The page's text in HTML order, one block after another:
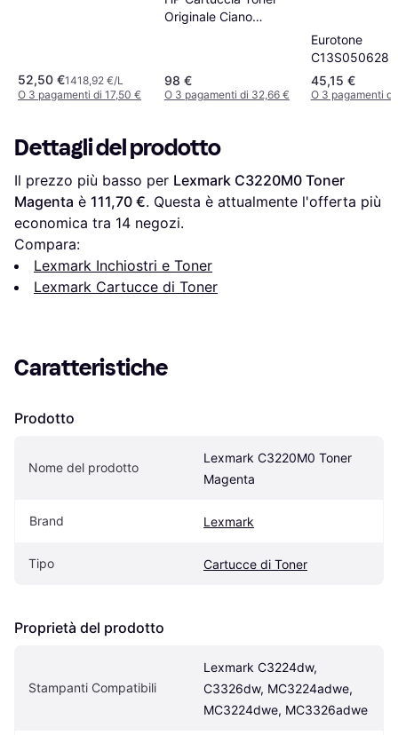
52,50 €1418,92 €/L
O 3 pagamenti di 17,50 €
Originale Ciano
98 €
O 3 pagamenti di 32,66 €
Eurotone
C13S050628
Magenta
45,15 €
O 3 pagamenti di
Dettagli del prodotto
Il prezzo più basso per Lexmark C3220M0 Toner
Magenta è 111,70 €. Questa è attualmente l'offerta più
economica tra 14 negozi.
Compara:
Lexmark Inchiostri e Toner
Lexmark Cartucce di Toner
Caratteristiche
Prodotto
Nome del prodotto
Lexmark C3220M0 Toner
Magenta
Brand Lexmark
Tipo Cartucce di Toner
Proprietà del prodotto
Stampanti Compatibili
Lexmark C3224dw,
C3326dw, MC3224adwe,
MC3224dwe, MC3326adwe